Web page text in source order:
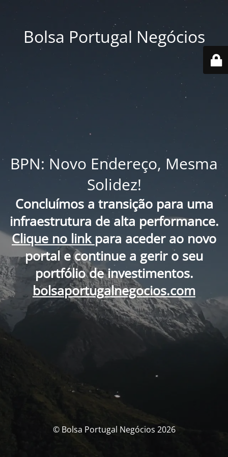
Bolsa Portugal Negócios
BPN: Novo Endereço, Mesma
Solidez!
Concluímos a transição para uma
infraestrutura de alta performance.
Clique no link para aceder ao novo
portal e continue a gerir o seu
portfólio de investimentos.
bolsaportugalnegocios.com
© Bolsa Portugal Negócios 2026